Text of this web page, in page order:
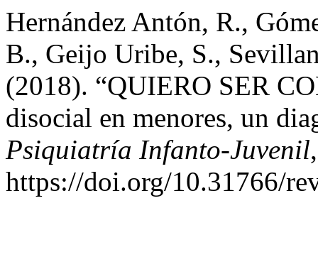
Hernández Antón, R.,
B., Geijo Uribe, S.,
(2018). “QUIERO SER
disocial en menores, un
Psiquiatría Infanto-Juvenil
https://doi.org/10.31766/